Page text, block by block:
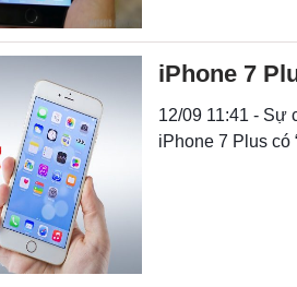
iPhone 7
12/09 11:41 - Sự
iPhone 7 Plus có